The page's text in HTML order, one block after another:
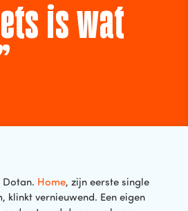
is wat
Home, zijn eerste single
klinkt vernieuwend. Een eigen